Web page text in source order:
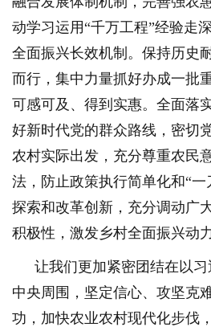
动学习运用“千万工程”经验走
全面振兴长效机制。保持历史
而行，集中力量抓好办成一批
可感可及、得到实惠。全面落
好新时代党的群众路线，密切
农村实际出发，充分尊重农民
法，防止政策执行简单化和“
探索和改革创新，充分调动广
积极性，激发乡村全面振兴动
让我们更加紧密团结在以
中央周围，坚定信心、攻坚克
功，加快农业农村现代化步伐